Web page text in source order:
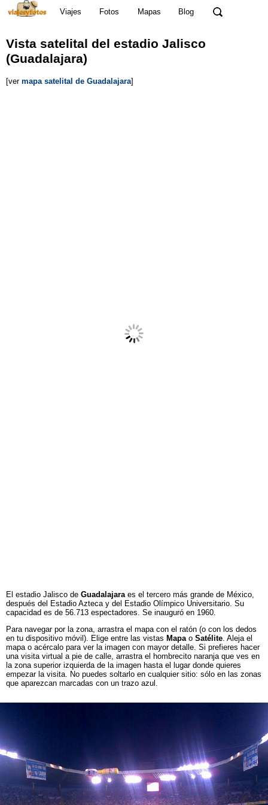
Viajes Fotos Mapas Blog
Vista satelital del estadio Jalisco
(Guadalajara)
[ver mapa satelital de Guadalajara]
El estadio Jalisco de Guadalajaraes el tercero más grande de México,
después del Estadio Azteca y del Estadio Olímpico Universitario. Su
capacidad es de 56.713 espectadores. Se inauguró en 1960.
Para navegar por la zona, arrastra el mapa con el ratón (o con los dedos
en tu dispositivo móvil). Elige entre las vistas Mapao Satélite. Aleja el
mapa o acércalo para ver la imagen con mayor detalle. Si prefieres hacer
una visita virtual a pie de calle, arrastra el hombrecito naranja que ves en
la zona superior izquierda de la imagen hasta el lugar donde quieres
empezar la visita. No puedes soltarlo en cualquier sitio: sólo en las zonas
que aparezcan marcadas con un trazo azul.